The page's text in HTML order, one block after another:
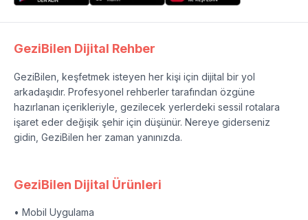
GeziBilen Dijital Rehber
GeziBilen, keşfetmek isteyen her kişi için dijital bir yol
arkadaşıdır. Profesyonel rehberler tarafından özgüne
hazırlanan içerikleriyle, gezilecek yerlerdeki sessil rotalara
işaret eder değişik şehir için düşünür. Nereye giderseniz
gidin, GeziBilen her zaman yanınızda.
GeziBilen Dijital Ürünleri
• Mobil Uygulama